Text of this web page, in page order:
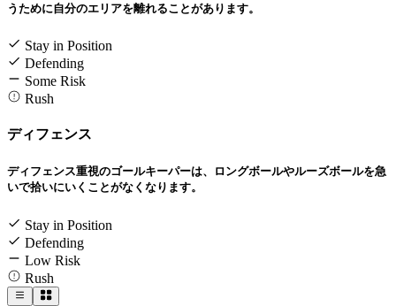
うために自分のエリアを離れることがあります。
Stay in Position
Defending
Some Risk
Rush
ディフェンス
ディフェンス重視のゴールキーパーは、ロングボールやルーズボールを急
いで拾いにいくことがなくなります。
Stay in Position
Defending
Low Risk
Rush